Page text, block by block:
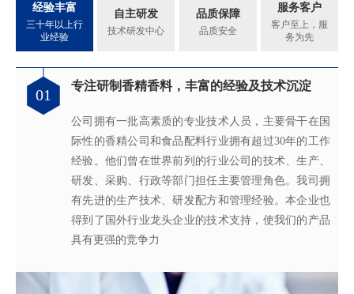
经验丰富
三十年以上行
业经验
自主研发
技术研发中心
品质保障
品质安全
服务客户
客户至上，服
务为先
01
专注研制香精香料，丰富的经验及技术沉淀
公司拥有一批高素质的专业技术人员，主要骨干在国
际性的香精公司和食品配料行业拥有超过30年的工作
经验。他们曾在世界前列的行业公司的技术、生产、
研发、采购、行政等部门担任主要管理角色。我司拥
有先进的生产技术、研发配方和管理经验。本企业也
得到了国外行业龙头企业的技术支持，使我们的产品
具有更强的竞争力
02
满足客户不同的调香需求
拥有独立的香精香料技术研发实验室和生产车间，可
为客户提供适合、满意，高性价比的高品质香精。
03
完善的质量管理体系
从2005年起，公司就建立了国际认可的ISO9001：
2015质量管理体系及ISO22000：2018 食品安全管理体
系，为所有产品质量稳定性及食用安全性保驾护航。
04
真心酿香味 芬芳传五洲
轩宇的应用及技术服务中心，汇聚了多位优秀的技术
工程师从事香精香料在各类产品中的开发应用，能高
效地针对客户需求打造不同产品，满 足客户对提高其
产品质量以及缩短交货期的需求。